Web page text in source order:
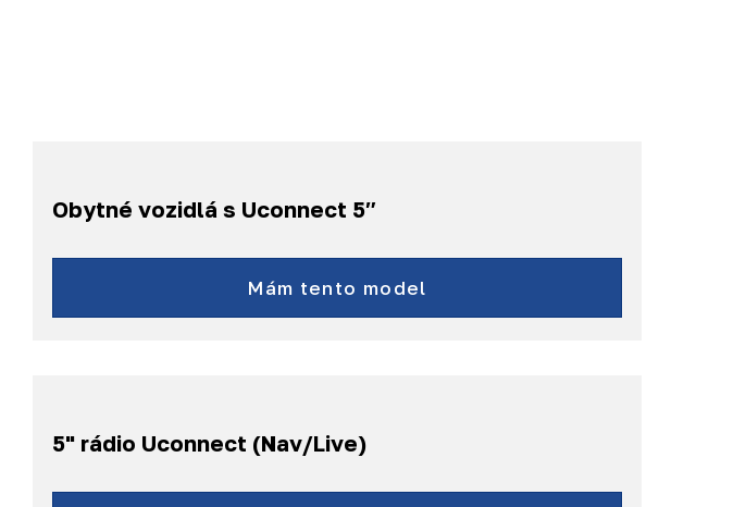
Obytné vozidlá s Uconnect 5″
Pre obytné vozidlá:
Adria, Ahorn,
Bürstner, Citroën,
Peugeot, Pössl,
Mám tento model
5" rádio Uconnect (Nav/Live)
Giulietta